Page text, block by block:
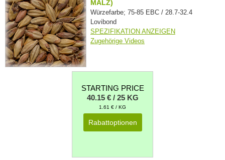
MALZ)
Würzefarbe; 75-85 EBC / 28.7-32.4
Lovibond
SPEZIFIKATION ANZEIGEN
Zugehörige Videos
STARTING PRICE
40.15 € / 25 KG
1.61 € / KG
Rabattoptionen